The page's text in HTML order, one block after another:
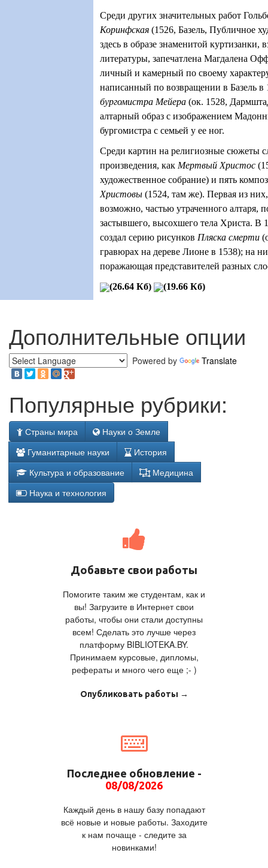
Среди других значительных работ
Коринфская (1526, Базель, Публичное
здесь в образе знаменитой куртизанки,
литературы, запечатлена Магдалена
личный и камерный по своему
написанный по возвращении в Базель в
бургомистра Мейера (ок. 1528,
алтарный образ с изображением
бургомистра с семьей у ее ног.
Среди картин на религиозные сюжеты
произведения, как Мертвый Христос
художественное собрание) и пять
Христовы (1524, там же). Первая из
возможно, частью утраченного алтаря,
застывшего, высохшего тела Христа. В
создал серию рисунков Пляска смерти
гравюрах на дереве Лионе в 1538); на
поражающая представителей разных
(26.64 Кб)
(19.66 Кб)
Дополнительные опции
Powered by Translate
Популярные рубрики:
Страны мира
Науки о Земле
Гуманитарные науки
История
Культура и образование
Медицина
Наука и технология
Добавьте свои работы
Помогите таким же студентам, как и
вы! Загрузите в Интернет свои
работы, чтобы они стали доступны
всем! Сделать это лучше через
платформу BIBLIOTEKA.BY.
Принимаем курсовые, дипломы,
рефераты и много чего еще ;- )
Опубликовать работы →
Последнее обновление -
08/08/2026
Каждый день в нашу базу попадают
всё новые и новые работы. Заходите
к нам почаще - следите за
новинками!